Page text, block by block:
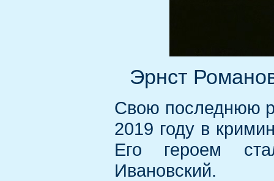
Эрнст
Свою последнюю
2019 году в
Его героем
Ивановский.